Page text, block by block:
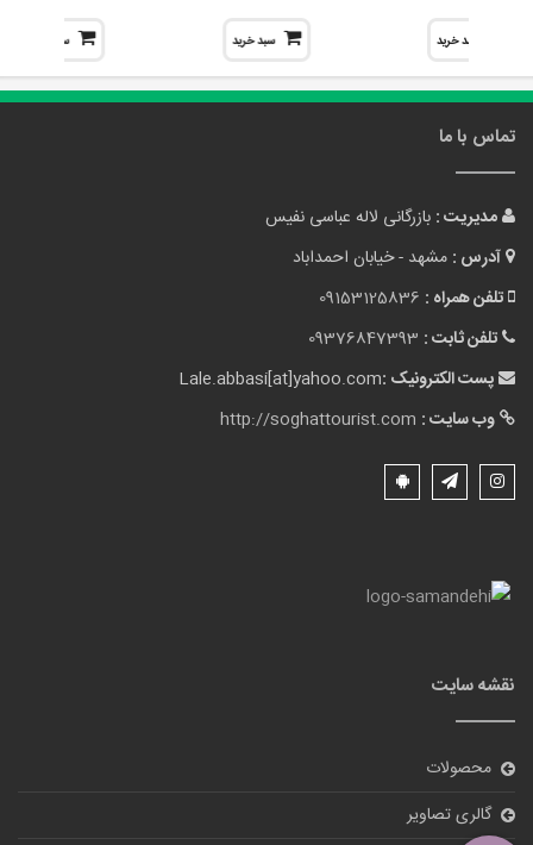
سبد خرید سبد خرید سبد خرید
تماس با ما
مدیریت : بازرگانی لاله عباسی نفیس
آدرس : مشهد - خیابان احمداباد
تلفن همراه : 09153125836
تلفن ثابت : 09376847393
پست الکترونیک :Lale.abbasi[at]yahoo.com
وب سایت : http://soghattourist.com
نقشه سایت
محصولات
گالری تصاویر